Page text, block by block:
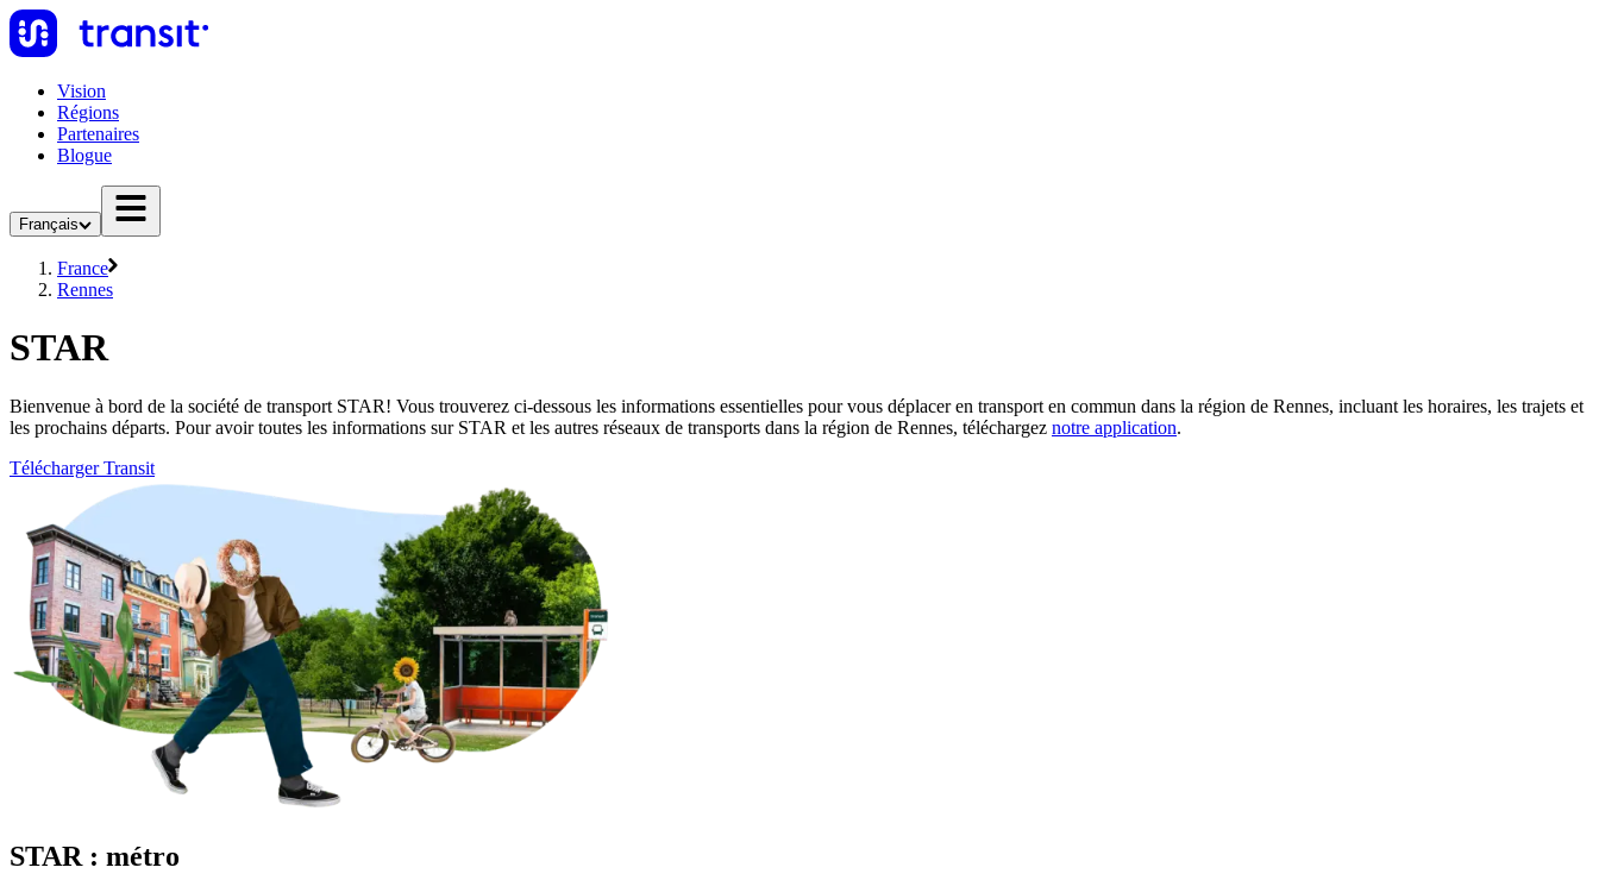
Vision
Régions
Partenaires
Blogue
Français
France
Rennes
STAR
Bienvenue à bord de la société de transport STAR! Vous trouverez ci-dessous les informations essentielles pour vous déplacer en transport en commun dans la région de Rennes, incluant les horaires, les trajets et
les prochains départs. Pour avoir toutes les informations sur STAR et les autres réseaux de transports dans la région de Rennes, téléchargez notre application.
Télécharger Transit
STAR : métro